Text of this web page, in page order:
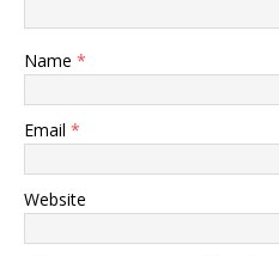
Name *
Email *
Website